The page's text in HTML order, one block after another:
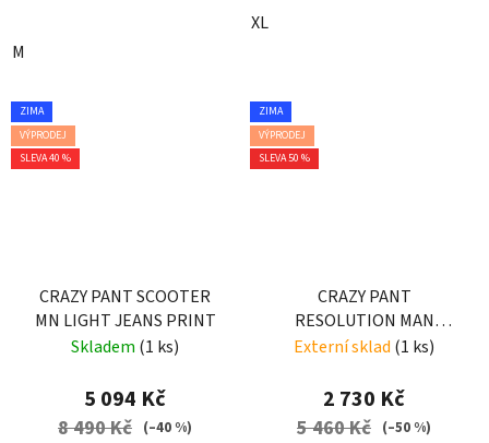
M
XL
ZIMA
VÝPRODEJ
SLEVA 40 %
CRAZY PANT SCOOTER
MN LIGHT JEANS PRINT
Skladem (1 ks)
5 094 Kč
8 490 Kč (–40 %)
ZIMA
VÝPRODEJ
SLEVA 50 %
CRAZY PANT
RESOLUTION MAN
EARLY-BLACK
Externí sklad (1 ks)
2 730 Kč
5 460 Kč (–50 %)